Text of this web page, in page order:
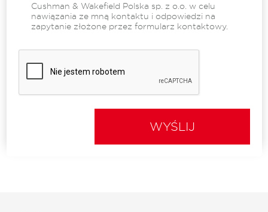
Cushman & Wakefield Polska sp. z o.o. w celu
nawiązania ze mną kontaktu i odpowiedzi na
zapytanie złożone przez formularz kontaktowy.
WYŚLIJ